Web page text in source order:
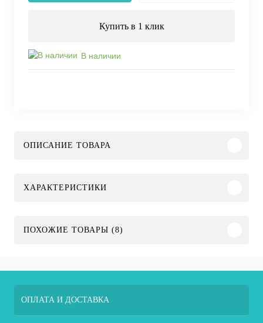
Купить в 1 клик
В наличии
ОПИСАНИЕ ТОВАРА
ХАРАКТЕРИСТИКИ
ПОХОЖИЕ ТОВАРЫ (8)
ОПЛАТА И ДОСТАВКА